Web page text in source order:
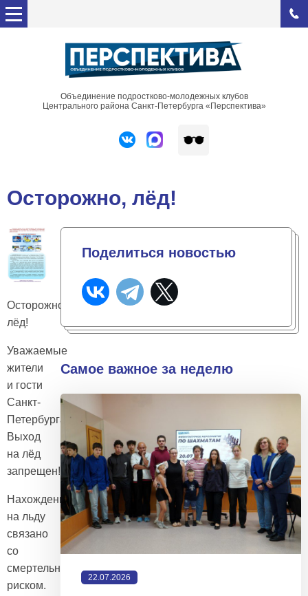
Объединение подростково-молодежных клубов
Центрального района Санкт-Петербурга «Перспектива»
Осторожно, лёд!
Осторожно,
лёд!
Уважаемые
жители
и гости
Санкт-
Петербурга!
Выход
на лёд
запрещен!
Нахождение
на льду
связано
со
смертельным
риском.
Поделиться новостью
Самое важное за неделю
22.07.2026